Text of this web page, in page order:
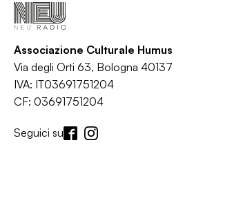
Associazione Culturale Humus
Via degli Orti 63, Bologna 40137
IVA: IT03691751204
CF: 03691751204
Seguici su